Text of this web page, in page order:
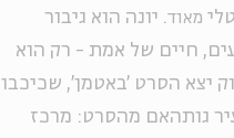
מאוד. יונה הוא גיבור
חיים של אמת - רק הוא
יצא הסרט 'באטמן', שכיכבו
גותהאם מהסרט: מרכז